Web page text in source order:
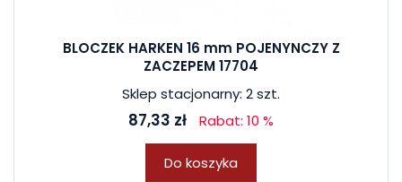
BLOCZEK HARKEN 16 mm POJENYNCZY Z
ZACZEPEM 17704
Sklep stacjonarny: 2 szt.
87,33 zł Rabat: 10 %
Do koszyka